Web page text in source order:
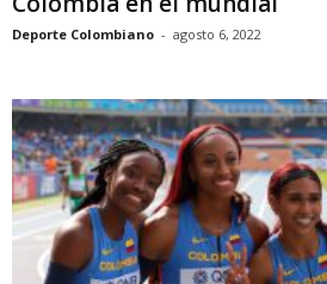
Deporte Colombiano - agosto 6, 2022